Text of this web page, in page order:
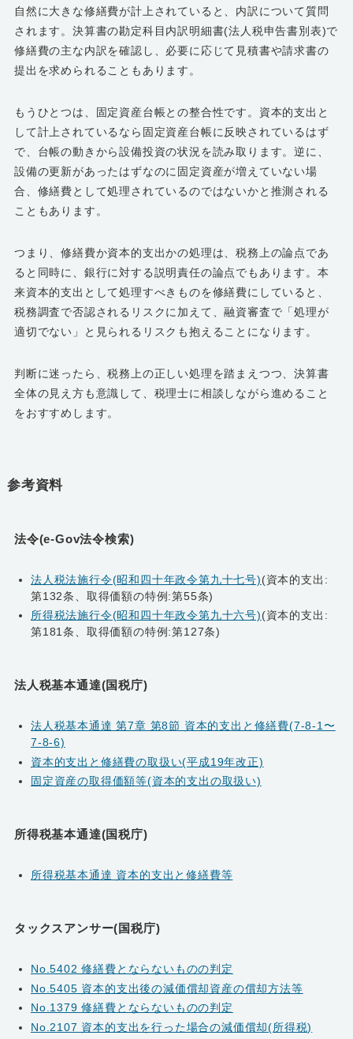
自然に大きな修繕費が計上されていると、内訳について質問
されます。決算書の勘定科目内訳明細書(法人税申告書別表)で
修繕費の主な内訳を確認し、必要に応じて見積書や請求書の
提出を求められることもあります。
もうひとつは、固定資産台帳との整合性です。資本的支出と
して計上されているなら固定資産台帳に反映されているはず
で、台帳の動きから設備投資の状況を読み取ります。逆に、
設備の更新があったはずなのに固定資産が増えていない場
合、修繕費として処理されているのではないかと推測される
こともあります。
つまり、修繕費か資本的支出かの処理は、税務上の論点であ
ると同時に、銀行に対する説明責任の論点でもあります。本
来資本的支出として処理すべきものを修繕費にしていると、
税務調査で否認されるリスクに加えて、融資審査で「処理が
適切でない」と見られるリスクも抱えることになります。
判断に迷ったら、税務上の正しい処理を踏まえつつ、決算書
全体の見え方も意識して、税理士に相談しながら進めること
をおすすめします。
参考資料
法令(e-Gov法令検索)
法人税法施行令(昭和四十年政令第九十七号)(資本的支出:
第132条、取得価額の特例:第55条)
所得税法施行令(昭和四十年政令第九十六号)(資本的支出:
第181条、取得価額の特例:第127条)
法人税基本通達(国税庁)
法人税基本通達 第7章 第8節 資本的支出と修繕費(7-8-1〜
7-8-6)
資本的支出と修繕費の取扱い(平成19年改正)
固定資産の取得価額等(資本的支出の取扱い)
所得税基本通達(国税庁)
所得税基本通達 資本的支出と修繕費等
タックスアンサー(国税庁)
No.5402 修繕費とならないものの判定
No.5405 資本的支出後の減価償却資産の償却方法等
No.1379 修繕費とならないものの判定
No.2107 資本的支出を行った場合の減価償却(所得税)